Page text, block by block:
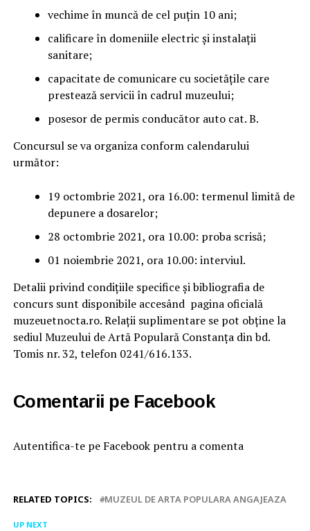
vechime în muncă de cel puțin 10 ani;
calificare în domeniile electric și instalații
sanitare;
capacitate de comunicare cu societățile care
prestează servicii în cadrul muzeului;
posesor de permis conducător auto cat. B.
Concursul se va organiza conform calendarului
următor:
19 octombrie 2021, ora 16.00: termenul limită de
depunere a dosarelor;
28 octombrie 2021, ora 10.00: proba scrisă;
01 noiembrie 2021, ora 10.00: interviul.
Detalii privind condiţiile specifice şi bibliografia de
concurs sunt disponibile accesând pagina oficială
muzeuetnocta.ro. Relaţii suplimentare se pot obţine la
sediul Muzeului de Artă Populară Constanţa din bd.
Tomis nr. 32, telefon 0241/616.133.
Comentarii pe Facebook
Autentifica-te pe Facebook pentru a comenta
RELATED TOPICS: MUZEUL DE ARTA POPULARA ANGAJEAZA
UP NEXT